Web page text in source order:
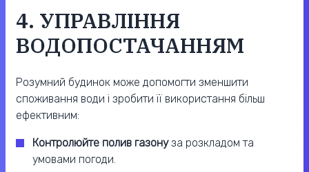
4. УПРАВЛІННЯ
ВОДОПОСТАЧАННЯМ
Розумний будинок може допомогти зменшити
споживання води і зробити її використання більш
ефективним:
Контролюйте полив газонуза розкладом та
умовами погоди.